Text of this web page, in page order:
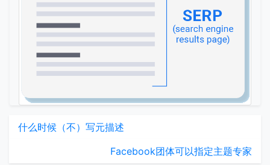
什么时候（不）写元描述
Facebook团体可以指定主题专家